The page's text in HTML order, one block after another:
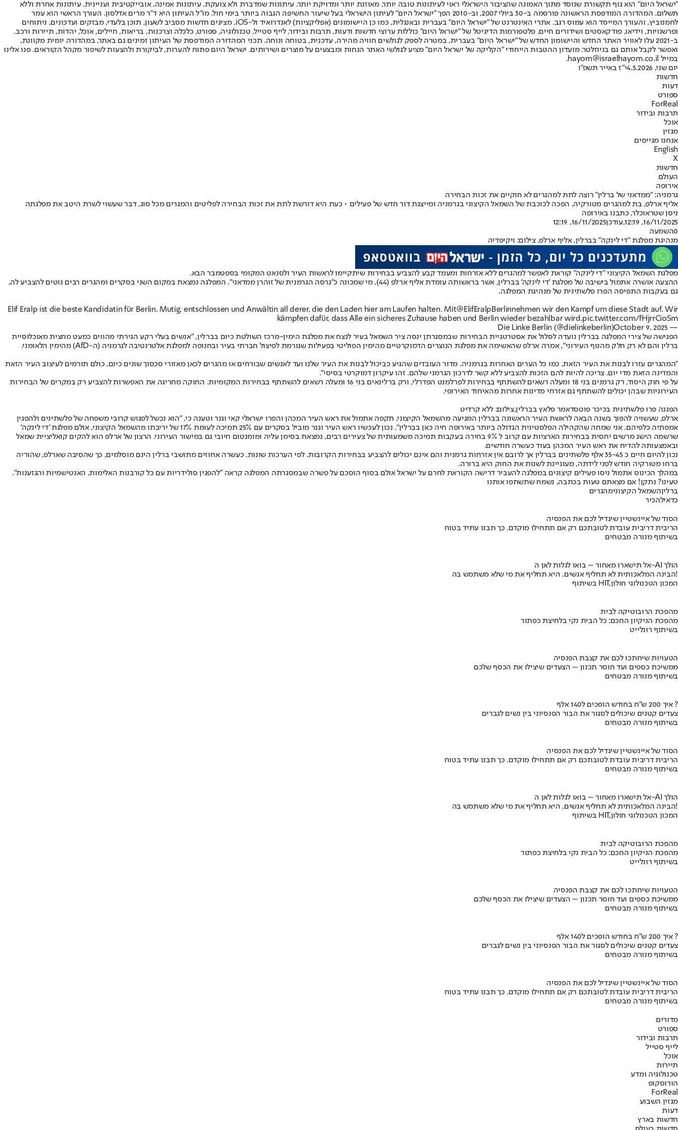
"ישראל היום" הוא גוף תקשורת שנוסד מתוך האמונה שהציבור הישראלי ראוי לעיתונות טובה יותר, מאוזנת יותר ומדויקת יותר. עיתונות שמדברת ולא צועקת. עיתונות אמינה, אובייקטיבית ועניינית. עיתונות אחרת וללא
תשלום. המהדורה המודפסת הראשונה פורסמה ב-30 ביולי 2007, וב-2010 הפך "ישראל היום" לעיתון הישראלי בעל שיעור החשיפה הגבוה ביותר בימי חול. מו"ל העיתון היא ד"ר מרים אדלסון. העורך הראשי הוא עמר
לחמנוביץ, והעורך המייסד הוא עמוס רגב. אתרי האינטרנט של "ישראל היום" בעברית ובאנגלית, כמו כן היישומונים (אפליקציות) לאנדרואיד ול-iOS, מציגים חדשות מסביב לשעון, תוכן בלעדי, מבזקים ועדכונים, ניתוחים
ופרשנויות, וידיאו, פודקאסטים ושידורים חיים. פלטפורמות הדיגיטל של "ישראל היום" כוללות ערוצי חדשות ודעות, תרבות ובידור, לייף סטייל, טכנולוגיה, ספורט, כלכלה וצרכנות, בריאות, חיילים, אוכל, יהדות, תיירות ורכב.
ב-2021 עלו לאוויר האתר החדש והיישומון החדש של "ישראל היום" בעברית, במטרה לספק לגולשים חוויה מהירה, עדכנית, בטוחה ונוחה. תכני המהדורה המודפסת של העיתון זמינים גם באתר, במהדורה יומית מקוונת,
ואפשר לקבל אותם גם בניוזלטר. מועדון ההטבות הייחודי "הקליקה של ישראל היום" מציע לגולשי האתר הנחות ומבצעים על מוצרים ושירותים. ישראל היום פתוח להערות, לביקורת ולהצעות לשיפור מקהל הקוראים. פנו אלינו
במייל hayom@israelhayom.co.il.
יום שני, 4.5.2026
י"ז באייר תשפ"ו
חדשות
דעות
ספורט
ForReal
תרבות ובידור
אוכל
מגזין
אנחנו מגייסים
English
X
חדשות
העולם
אירופה
גרמניה: "ממדאני של ברלין" רוצה לתת למהגרים לא חוקיים את זכות הבחירה
אליף ארלפ, בת למהגרים מטורקיה, הפכה לכוכבת של השמאל הקיצוני בגרמניה ומייצגת דור חדש של פעילים • כעת היא דורשת לתת את זכות הבחירה לפליטים והמגרים מכל סוג, דבר שעשוי לשרת היטב את מפלגתה
ניסן שטראוכלר, כתבנו באירופה
16/11/2025, 12:19
,עודכן16/11/2025, 12:19
0השמעה
מנהיגת מפלגת "די לינקה" בברלין, אליף ארלפ. צילום: ויקיפדיה
מפלגת השמאל הקיצוני "די לינקה" קוראת לאפשר למהגרים ללא אזרחות ומעמד קבע להצביע בבחירות שיתקיימו לראשות העיר ולסנאט המקומי בספטמבר הבא.
ההצעה אושרה אתמול בישיבה של מפלגת 'די לינקה' בברלין, אשר בראשותה עומדת אליף ארלפ (44), מי שמכונה כ"גרסה הגרמנית של זוהרן ממדאני". המפלגה נמצאת במקום השני בסקרים ומהגרים רבים נוטים להצביע לה,
גם בעקבות התפיסה הפרו פלשתינית של מנהיגת המפלגה.
Elif Eralp ist die beste Kandidatin für Berlin. Mutig, entschlossen und Anwältin all derer, die den Laden hier am Laufen halten. Mit@ElifEralpBerlinnehmen wir den Kampf um diese Stadt auf. Wir
kämpfen dafür, dass Alle ein sicheres Zuhause haben und Berlin wieder bezahlbar wird.pic.twitter.com/fHjrrCioSm
— Die Linke Berlin (@dielinkeberlin)
October 9, 2025
הפגישה של צירי המפלגה בברלין נועדה לסלול את אסטרטגיית הבחירות שבמסגרתן ינסה ציר השמאל בעיר לנצח את מפלגת הימין-מרכז השולטת כיום בברלין, "אנשים בעלי רקע הגירתי מהווים כמעט מחצית מאוכלוסיית
ברלין והם לא רק חלק מהנוף העירוני", אמרה ארלפ שהאשימה את מפלגת הנוצרים הדמוקרטיים מהימין הפוליטי בפעילות שגורמת לפיצול חברתי בעיר ובחנופה למפלגת אלטרנטיבה לגרמניה (ה-AfD) מהימין הלאומני.
"המהגרים עזרו לבנות את העיר הזאת, כמו כל הערים האחרות בגרמניה. מדור העובדים שהגיע כביכול לבנות את העיר שלנו ועד לאנשים שבורחים או מהגרים לכאן מאזורי סכסוך שונים כיום, כולם תורמים לעיצוב העיר הזאת
והמדינה הזאת מדי יום. צריכה להיות להם הזכות להצביע ללא קשר לדרכון הגרמני שלהם. זהו עיקרון דמוקרטי בסיסי".
על פי חוק היסוד, רק גרמנים בני 18 ומעלה רשאים להשתתף בבחירות לפרלמנט הפדרלי, ורק ברלינאים בני 16 ומעלה רשאים להשתתף בבחירות המקומיות. החוקה מחריגה את האפשרות להצביע רק במקרים של הבחירות
העירוניות שבהן יכולים להשתתף גם אזרחי מדינות אחרות מהאיחוד האירופי.
הפגנה פרו פלשתינית בכיכר פוטסדאמר פלאץ בברלין,צילום: ללא קרדיט
ארלפ, שעשויה להפוך בשנה הבאה לראשת העיר הראשונה בברלין המגיעה מהשמאל הקיצוני, תקפה אתמול את ראש העיר המכהן והפרו ישראלי קאי וגנר וטענה כי, "הוא נכשל לפגוש קרובי משפחה של פלשתינים ולהפגין
אמפתיה כלפיהם. אני שמחה שהקהילה הפלסטינית הגדולה ביותר באירופה חיה כאן בברלין". נכון לעכשיו ראש העיר וגנר מוביל בסקרים עם 25% תמיכה לעומת 17% של יריבתו מהשמאל הקיצוני, אולם מפלגת 'די לינקה'
שרשמה הישג מרשים יחסית בבחירות הארציות עם קרוב ל 9% בחירה בעקבות תמיכה משמעותית של צעירים רבים, נמצאת בסימן עליה ומומנטום חיובי גם במישור העירוני. הרצון של ארלפ הוא להקים קואליציית שמאל
ובאמצעותה להדיח את ראש העיר המכהן בעוד כעשרה חודשים.
נכון להיום חיים כ 35-45 אלף פלשתינים בברלין אך לרובם אין אזרחות גרמנית והם אינם יכולים להצביע בבחירות הקרובות. לפי הערכות שונות, כעשרה אחוזים מתושבי ברלין הינם מוסלמים, כך שהסיבה שארלפ, שהוריה
ברחו מטורקיה חודש לפני לידתה, מעוניינת לשנות את החוק היא ברורה.
במהלך הכינוס אתמול ניסו פעילים קיצונים במפלגה להעביר דרישה הקוראת לחרם על ישראל אולם בסוף הוסכם על פשרה שבמסגרתה המפלגה קראה "להפגין סולידריות עם כל קורבנות האלימות, האנטישמיות והגזענות".
טעינו? נתקן! אם מצאתם טעות בכתבה, נשמח שתשתפו אותנו
ברליןהשמאל הקיצונימהגרים
כדאילהכיר
הסוד של איינשטיין שיגדיל לכם את הפנסיה
הריבית דריבית עובדת לטובתכם רק אם תתחילו מוקדם. כך תבנו עתיד בטוח
בשיתוף מנורה מבטחים
אל תישארו מאחור – בואו לגלות לאן ה-AI הולך
הבינה המלאכותית לא תחליף אנשים, היא תחליף את מי שלא משתמש בה!
בשיתוף HIT,המכון הטכנולוגי חולון
מהפכת הרובוטיקה לבית
מהפכת הניקיון החכם: כל הבית נקי בלחיצת כפתור
בשיתוף רונלייט
הטעויות שיחתכו לכם את קצבת הפנסיה
ממשיכת כספים ועד חוסר תכנון – הצעדים שיצילו את הכסף שלכם
בשיתוף מנורה מבטחים
איך 200 ש"ח בחודש הופכים ל140 אלף ?
צעדים קטנים שיכולים לסגור את הבור הפנסיוני בין נשים לגברים
בשיתוף מנורה מבטחים
הסוד של איינשטיין שיגדיל לכם את הפנסיה
הריבית דריבית עובדת לטובתכם רק אם תתחילו מוקדם. כך תבנו עתיד בטוח
בשיתוף מנורה מבטחים
אל תישארו מאחור – בואו לגלות לאן ה-AI הולך
הבינה המלאכותית לא תחליף אנשים, היא תחליף את מי שלא משתמש בה!
בשיתוף HIT,המכון הטכנולוגי חולון
מהפכת הרובוטיקה לבית
מהפכת הניקיון החכם: כל הבית נקי בלחיצת כפתור
בשיתוף רונלייט
הטעויות שיחתכו לכם את קצבת הפנסיה
ממשיכת כספים ועד חוסר תכנון – הצעדים שיצילו את הכסף שלכם
בשיתוף מנורה מבטחים
איך 200 ש"ח בחודש הופכים ל140 אלף ?
צעדים קטנים שיכולים לסגור את הבור הפנסיוני בין נשים לגברים
בשיתוף מנורה מבטחים
הסוד של איינשטיין שיגדיל לכם את הפנסיה
הריבית דריבית עובדת לטובתכם רק אם תתחילו מוקדם. כך תבנו עתיד בטוח
בשיתוף מנורה מבטחים
מדורים
ספורט
תרבות ובידור
לייף סטייל
אוכל
תיירות
טכנולוגיה ומדע
הורוסקופ
ForReal
מגזין השבוע
דעות
חדשות בארץ